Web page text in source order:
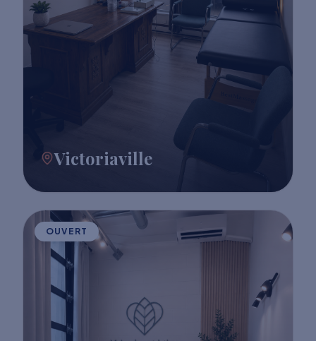
Victoriaville
OUVERT